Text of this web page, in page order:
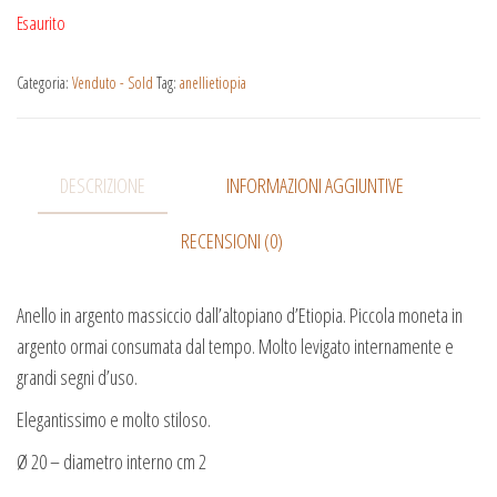
Esaurito
Categoria: Venduto - Sold Tag: anellietiopia
DESCRIZIONE INFORMAZIONI AGGIUNTIVE
RECENSIONI (0)
Anello in argento massiccio dall’altopiano d’Etiopia. Piccola moneta in
argento ormai consumata dal tempo. Molto levigato internamente e
grandi segni d’uso.
Elegantissimo e molto stiloso.
Ø 20 – diametro interno cm 2